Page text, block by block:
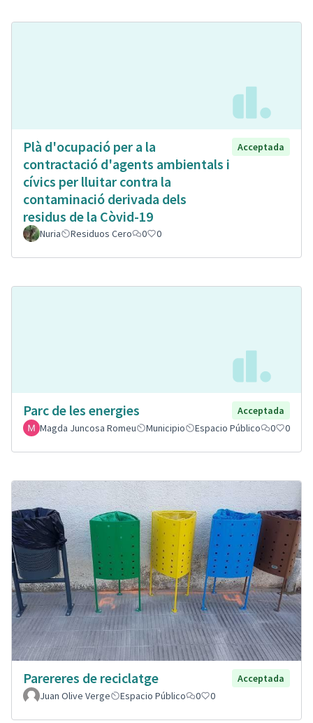
Plà d'ocupació per a la
contractació d'agents ambientals i
cívics per lluitar contra la
contaminació derivada dels
residus de la Còvid-19
Acceptada
Nuria Residuos Cero 0 0
Parc de les energies
Acceptada
Magda Juncosa Romeu
Municipio Espacio Público 0 0
Parereres de reciclatge
Acceptada
Juan Olive Verge
Espacio Público 0 0